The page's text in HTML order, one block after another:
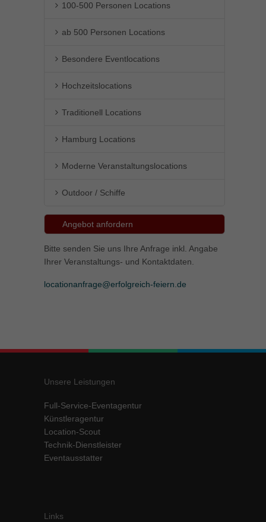
100-500 Personen Locations
ab 500 Personen Locations
Besondere Eventlocations
Hochzeitslocations
Traditionell Locations
Hamburg Locations
Moderne Veranstaltungslocations
Outdoor / Schiffe
Angebot anfordern
Bitte senden Sie uns Ihre Anfrage inkl. Angabe
Ihrer Veranstaltungs- und Kontaktdaten.
locationanfrage@erfolgreich-feiern.de
Unsere Leistungen
Full-Service-Eventagentur
Künstleragentur
Location-Scout
Technik-Dienstleister
Eventausstatter
Links